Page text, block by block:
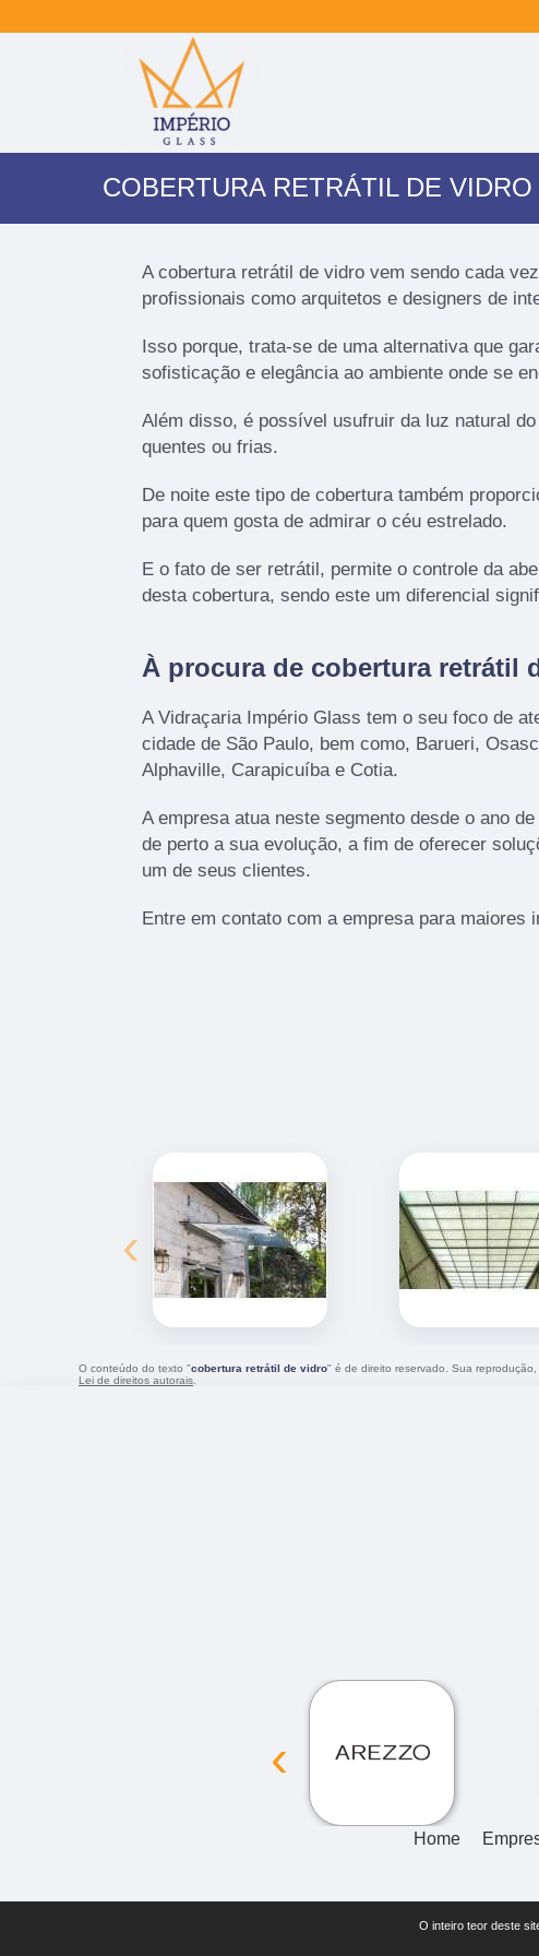
COBERTURA RETRÁTIL DE VIDRO
A cobertura retrátil de vidro vem sendo cada
profissionais como arquitetos e designers de
Isso porque, trata-se de uma alternativa que
sofisticação e elegância ao ambiente onde se
Além disso, é possível usufruir da luz natural
quentes ou frias.
De noite este tipo de cobertura também
para quem gosta de admirar o céu estrelado.
E o fato de ser retrátil, permite o controle da
desta cobertura, sendo este um diferencial
À procura de cobertura retrátil
A Vidraçaria Império Glass tem o seu foco de
cidade de São Paulo, bem como, Barueri,
Alphaville, Carapicuíba e Cotia.
A empresa atua neste segmento desde o ano
de perto a sua evolução, a fim de oferecer
um de seus clientes.
Entre em contato com a empresa para maiores
‹
O conteúdo do texto "cobertura retrátil de vidro" é de direito reservado. Sua
Lei de direitos autorais
‹
Home
O inteiro teor deste